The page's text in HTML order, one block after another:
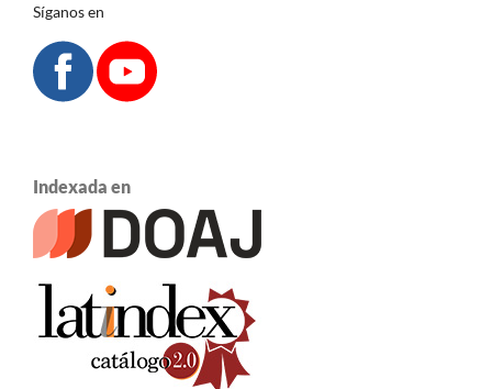
Síganos en
Indexada en